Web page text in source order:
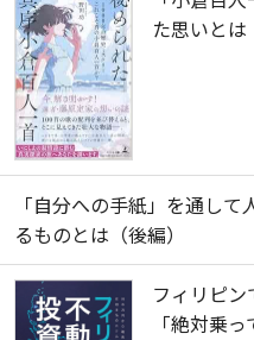
た思いとは
「自分への手紙」を通し
るものとは（後編）
フィリピ
「絶対乗